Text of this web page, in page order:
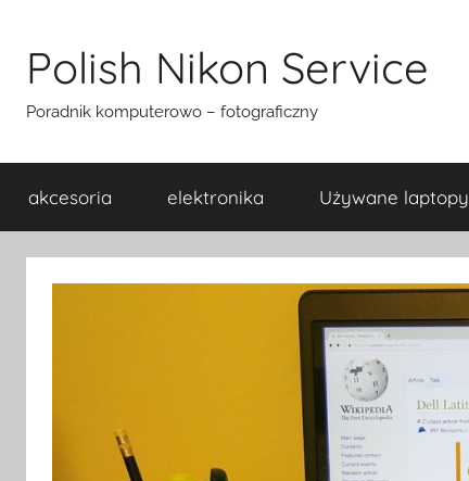
treściPolish Nikon Service
Poradnik komputerowo – fotograficzny
akcesoria elektronika Używane laptopy